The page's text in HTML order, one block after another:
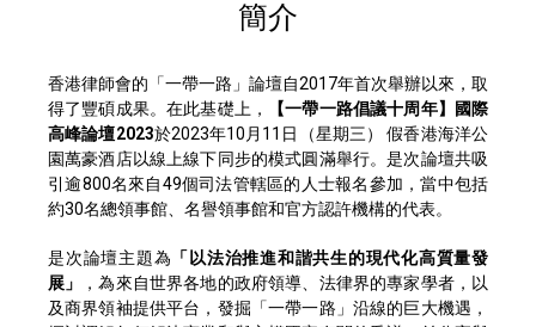
簡介
香港律師會的「一帶一路」論壇自2017年首次舉辦以來，取
得了豐碩成果。在此基礎上，
【一帶一路倡議十周年】國際
高峰論壇2023於2023年10月11日（星期三） 假香港海洋公
園萬豪酒店以線上線下同步的模式圓滿舉行。是次論壇共吸
引逾800名來自49個司法管轄區的人士報名參加，當中包括
約30名總領事館、名譽領事館和官方認許機構的代表。
是次論壇主題為 「以法治推進和諧共生的現代化高質量發
展」
，為來自世界各地的政府領導、法律界的專家學者，以
及商界領袖提供平台，發掘「一帶一路」沿線的巨大機遇，